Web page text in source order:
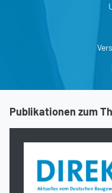
Publikationen zum